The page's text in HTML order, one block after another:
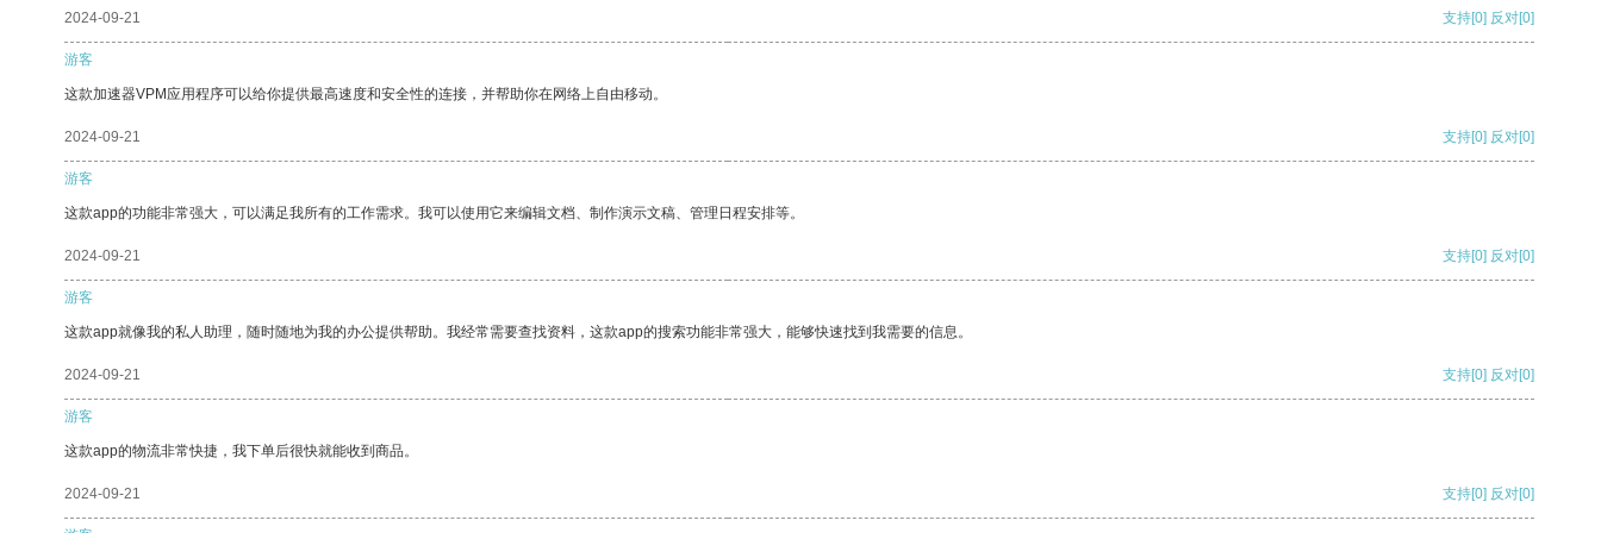
2024-09-21 支持[0] 反对[0]
游客
这款加速器VPM应用程序可以给你提供最高速度和安全性的连接，并帮助你在网络上自由移动。
2024-09-21 支持[0] 反对[0]
游客
这款app的功能非常强大，可以满足我所有的工作需求。我可以使用它来编辑文档、制作演示文稿、管理日程安排等。
2024-09-21 支持[0] 反对[0]
游客
这款app就像我的私人助理，随时随地为我的办公提供帮助。我经常需要查找资料，这款app的搜索功能非常强大，能够快速找到我需要的信息。
2024-09-21 支持[0] 反对[0]
游客
这款app的物流非常快捷，我下单后很快就能收到商品。
2024-09-21 支持[0] 反对[0]